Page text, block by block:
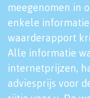
meegenomen in
enkele
waarderapport
Alle informatie
internetprijzen,
adviesprijs voor